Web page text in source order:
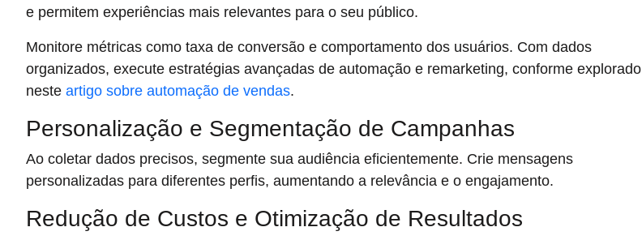
e permitem experiências mais relevantes para o seu público.
Monitore métricas como taxa de conversão e comportamento dos usuários. Com dados
organizados, execute estratégias avançadas de automação e remarketing, conforme explorado
neste artigo sobre automação de vendas.
Personalização e Segmentação de Campanhas
Ao coletar dados precisos, segmente sua audiência eficientemente. Crie mensagens
personalizadas para diferentes perfis, aumentando a relevância e o engajamento.
Redução de Custos e Otimização de Resultados